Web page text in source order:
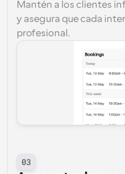
Mantén a los clientes
y asegura que cada
profesional.
03